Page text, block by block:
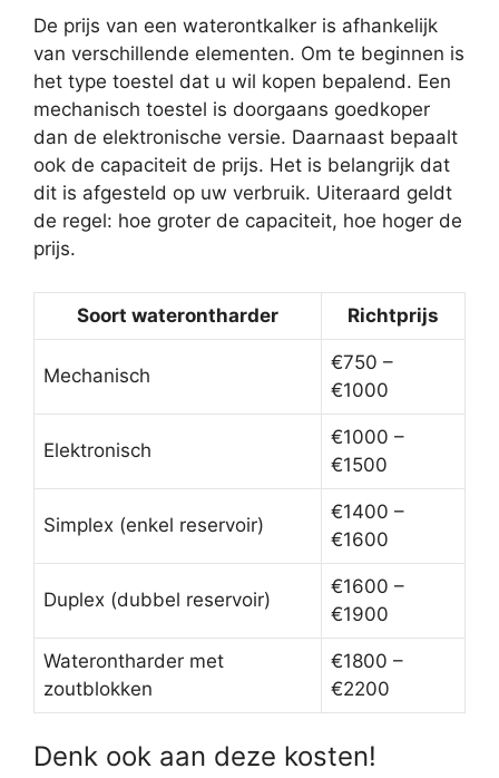
De prijs van een waterontkalker is afhankelijk
van verschillende elementen. Om te beginnen is
het type toestel dat u wil kopen bepalend. Een
mechanisch toestel is doorgaans goedkoper
dan de elektronische versie. Daarnaast bepaalt
ook de capaciteit de prijs. Het is belangrijk dat
dit is afgesteld op uw verbruik. Uiteraard geldt
de regel: hoe groter de capaciteit, hoe hoger de
prijs.
Soort waterontharder Richtprijs
Mechanisch
€750 –
€1000
Elektronisch
€1000 –
€1500
Simplex (enkel reservoir)
€1400 –
€1600
Duplex (dubbel reservoir)
€1600 –
€1900
Waterontharder met
zoutblokken
€1800 –
€2200
Denk ook aan deze kosten!